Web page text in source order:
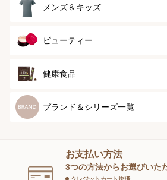
イツ
スポーツ
アウター
グッズ
メンズ＆キッズ
メンズトップ
メンズソックス
ビューティー
スキンケア
スペシャルケア
スキンケアグッズ
健康食品
健康食品
ブランド＆シリーズ一覧
お支払い方法
3つの方法からお選びいた